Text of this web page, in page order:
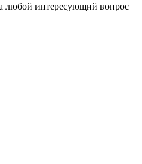
любой интересующий вопрос